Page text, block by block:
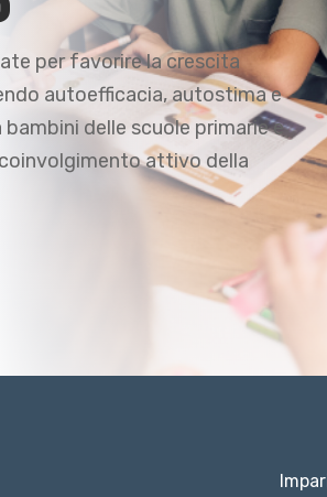
per favorire la crescita
autoefficacia, autostima e
delle scuole primarie e
attivo della